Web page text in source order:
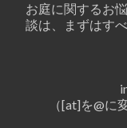
お庭に関するお
談は、まずはす
（[at]を@に